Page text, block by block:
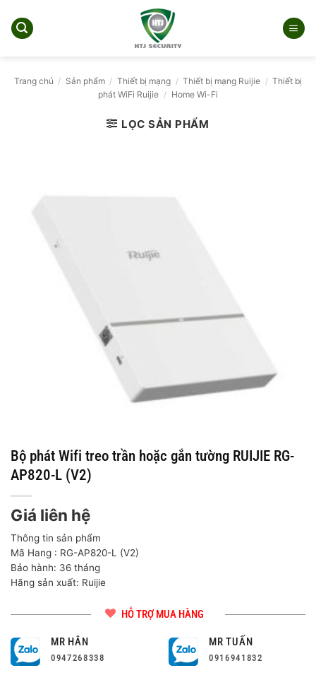
qua
Trang chủ / Sản phẩm / Thiết bị mạng / Thiết bị mạng Ruijie / Thiết bị
phát WiFi Ruijie / Home Wi-Fi
LỌC SẢN PHẨM
Bộ phát Wifi treo trần hoặc gắn tường RUIJIE RG-
AP820-L (V2)
Giá liên hệ
Thông tin sản phẩm
Mã Hang : RG-AP820-L (V2)
Bảo hành: 36 tháng
Hãng sản xuất: Ruijie
HỖ TRỢ MUA HÀNG
MR HÂN
0947268338
MR TUẤN
0916941832